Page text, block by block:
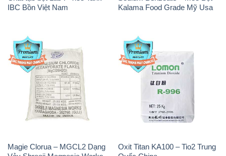
IBC Bồn Việt Nam
Kalama Food Grade Mỹ Usa
Magie Clorua – MGCL2 Dạng
Oxit Titan KA100 – Tio2 Trung